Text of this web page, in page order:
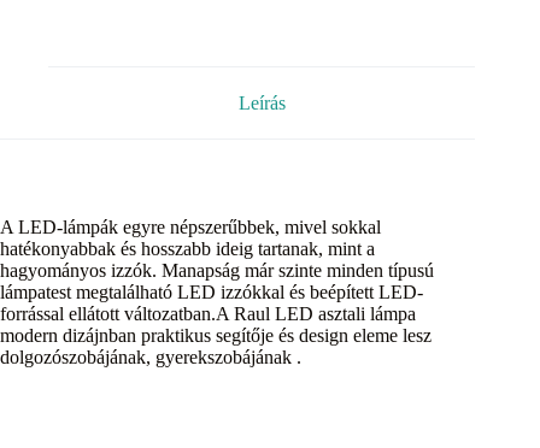
Leírás
A LED-lámpák egyre népszerűbbek, mivel sokkal
hatékonyabbak és hosszabb ideig tartanak, mint a
hagyományos izzók. Manapság már szinte minden típusú
lámpatest megtalálható LED izzókkal és beépített LED-
forrással ellátott változatban.A Raul LED asztali lámpa
modern dizájnban praktikus segítője és design eleme lesz
dolgozószobájának, gyerekszobájának .